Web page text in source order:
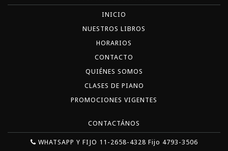
INICIO
NUESTROS LIBROS
HORARIOS
CONTACTO
QUIÉNES SOMOS
CLASES DE PIANO
PROMOCIONES VIGENTES
CONTACTÁNOS
WHATSAPP Y FIJO 11-2658-4328 Fijo 4793-3506